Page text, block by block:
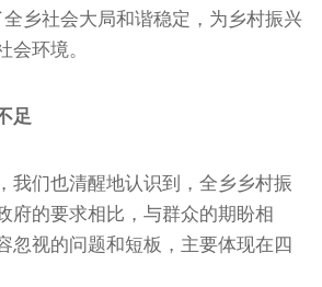
乡社会大局和谐稳定，为乡村振兴
会环境。
足
我们也清醒地认识到，全乡乡村振
府的要求相比，与群众的期盼相
忽视的问题和短板，主要体现在四